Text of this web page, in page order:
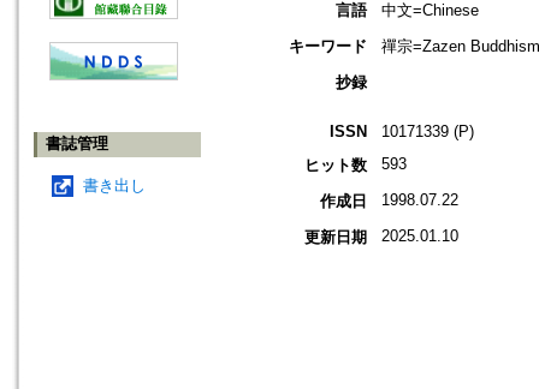
書誌管理
書き出し
言語
中文=Chinese
キーワード
禪宗=Zazen
抄録
ISSN
10171339 (P)
ヒット数
593
作成日 1998.07.22
更新日期 2025.01.10